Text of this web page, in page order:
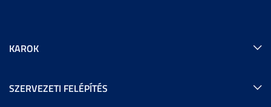
KAROK
SZERVEZETI FELÉPÍTÉS